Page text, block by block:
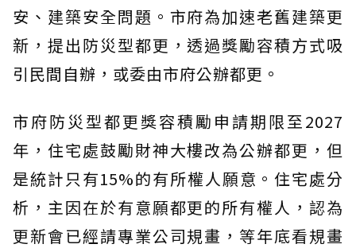
安、建築安全問題。市府為加速老舊建築更
新，提出防災型都更，透過獎勵容積方式吸
引民間自辦，或委由市府公辦都更。
市府防災型都更獎容積勵申請期限至2027
年，住宅處鼓勵財神大樓改為公辦都更，但
是統計只有15%的有所權人願意。住宅處分
析，主因在於有意願都更的所有權人，認為
更新會已經請專業公司規畫，等年底看規畫